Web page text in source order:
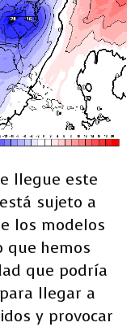
llegue este
sujeto a
los modelos
que hemos
que podría
para llegar a
y provocar